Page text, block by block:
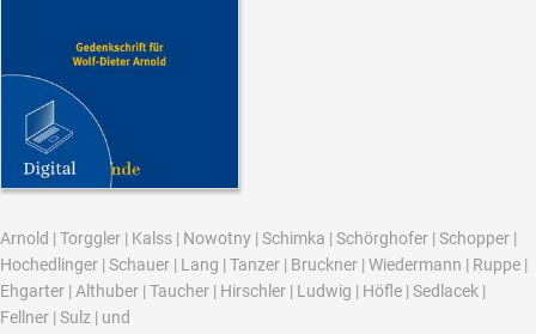
Arnold | Torggler | Kalss | Nowotny | Schimka | Schörghofer | Schopper |
Hochedlinger | Schauer | Lang | Tanzer | Bruckner | Wiedermann | Ruppe |
Ehgarter | Althuber | Taucher | Hirschler | Ludwig | Höfle | Sedlacek |
Fellner | Sulz | und